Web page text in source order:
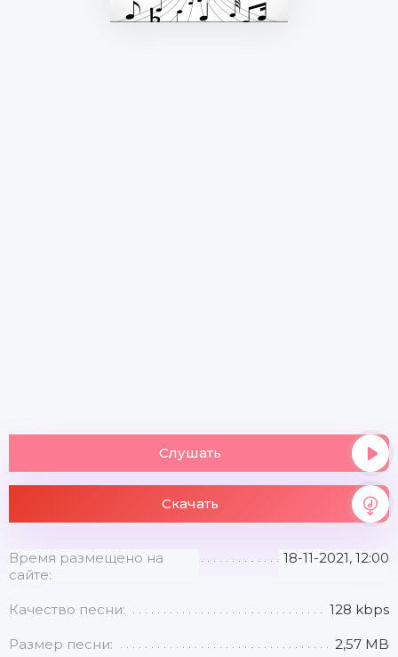
Слушать
Скачать
Время размещено на
сайте:
18-11-2021, 12:00
Качество песни: 128 kbps
Размер песни: 2,57 MB